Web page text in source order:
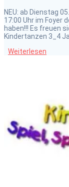
NEU: ab Dienstag
17:00 Uhr im Foyer
haben!!! Es freuen
Kindertanzen 3_4
Weiterlesen